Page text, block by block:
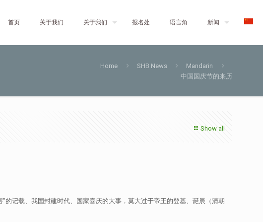
首页 关于我们 关于我们 报名处 语言角 新闻
Home SHB News
Mandarin
中国国庆节的来历
Show all
的记载、我国封建时代、国家喜庆的大事，莫大过于帝王的登基、诞辰（清朝